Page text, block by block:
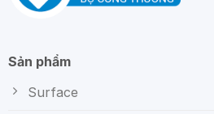
Sản phẩm
Surface